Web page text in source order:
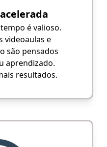
é valioso.
videoaulas e
são pensados
aprendizado.
resultados.